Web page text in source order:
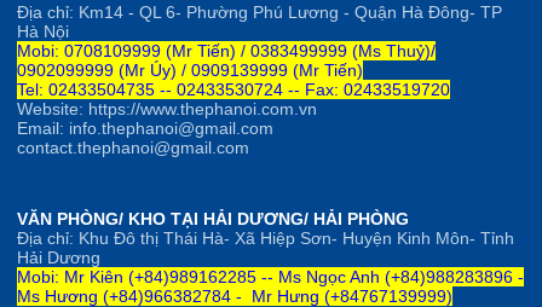
Địa chỉ: Km14 - QL 6- Phường Phú Lương - Quận Hà Đông- TP
Hà Nội
Mobi: 0708109999 (Mr Tiến) / 0383499999 (Ms Thuỷ)/
0902099999 (Mr Úy) / 0909139999 (Mr Tiến)
Tel: 02433504735 -- 02433530724 -- Fax: 02433519720
Website: https://www.thephanoi.com.vn
Email: info.thephanoi@gmail.com
contact.thephanoi@gmail.com
VĂN PHÒNG/ KHO TẠI HẢI DƯƠNG/ HẢI PHÒNG
Địa chỉ: Khu Đô thị Thái Hà- Xã Hiệp Sơn- Huyện Kinh Môn- Tỉnh
Hải Dương
Mobi: Mr Kiên (+84)989162285 -- Ms Ngọc Anh (+84)988283896 -
Ms Hương (+84)966382784 - Mr Hưng (+84767139999)